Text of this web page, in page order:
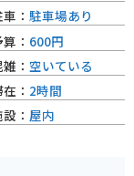
ムです。一口食べる
はのスイーツとして
気軽に訪れることが
すく、道の駅「ちっ
: 園内には広めの無料駐
： 駐車場あり
： 600円
： 空いている
： 2時間
： 屋内